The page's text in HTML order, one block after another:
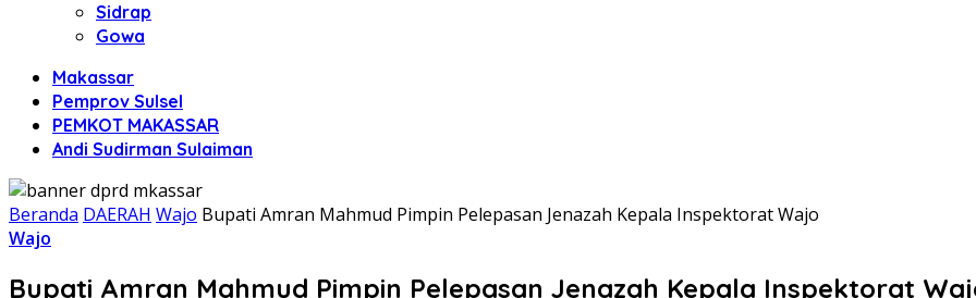
Sidrap
Gowa
Makassar
Pemprov Sulsel
PEMKOT MAKASSAR
Andi Sudirman Sulaiman
Beranda DAERAH Wajo Bupati Amran Mahmud Pimpin Pelepasan Jenazah Kepala Inspektorat Wajo
Wajo
Bupati Amran Mahmud Pimpin Pelepasan Jenazah Kepala Inspektorat